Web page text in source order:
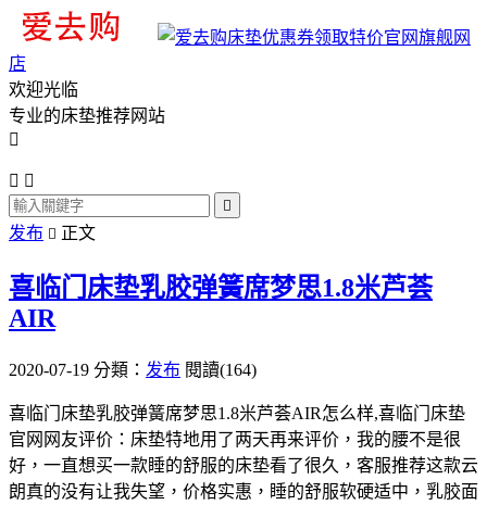
旗舰网
店
欢迎光临
专业的床垫推荐网站

 

发布  正文
喜临门床垫乳胶弹簧席梦思1.8米芦荟
AIR
2020-07-19 分類： 发布 閱讀(164)
喜临门床垫乳胶弹簧席梦思1.8米芦荟AIR怎么样,喜临门床垫
官网网友评价：床垫特地用了两天再来评价，我的腰不是很
好，一直想买一款睡的舒服的床垫看了很久，客服推荐这款云
朗真的没有让我失望，价格实惠，睡的舒服软硬适中，乳胶面